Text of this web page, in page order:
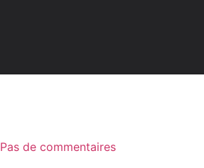
Pas de commentaires